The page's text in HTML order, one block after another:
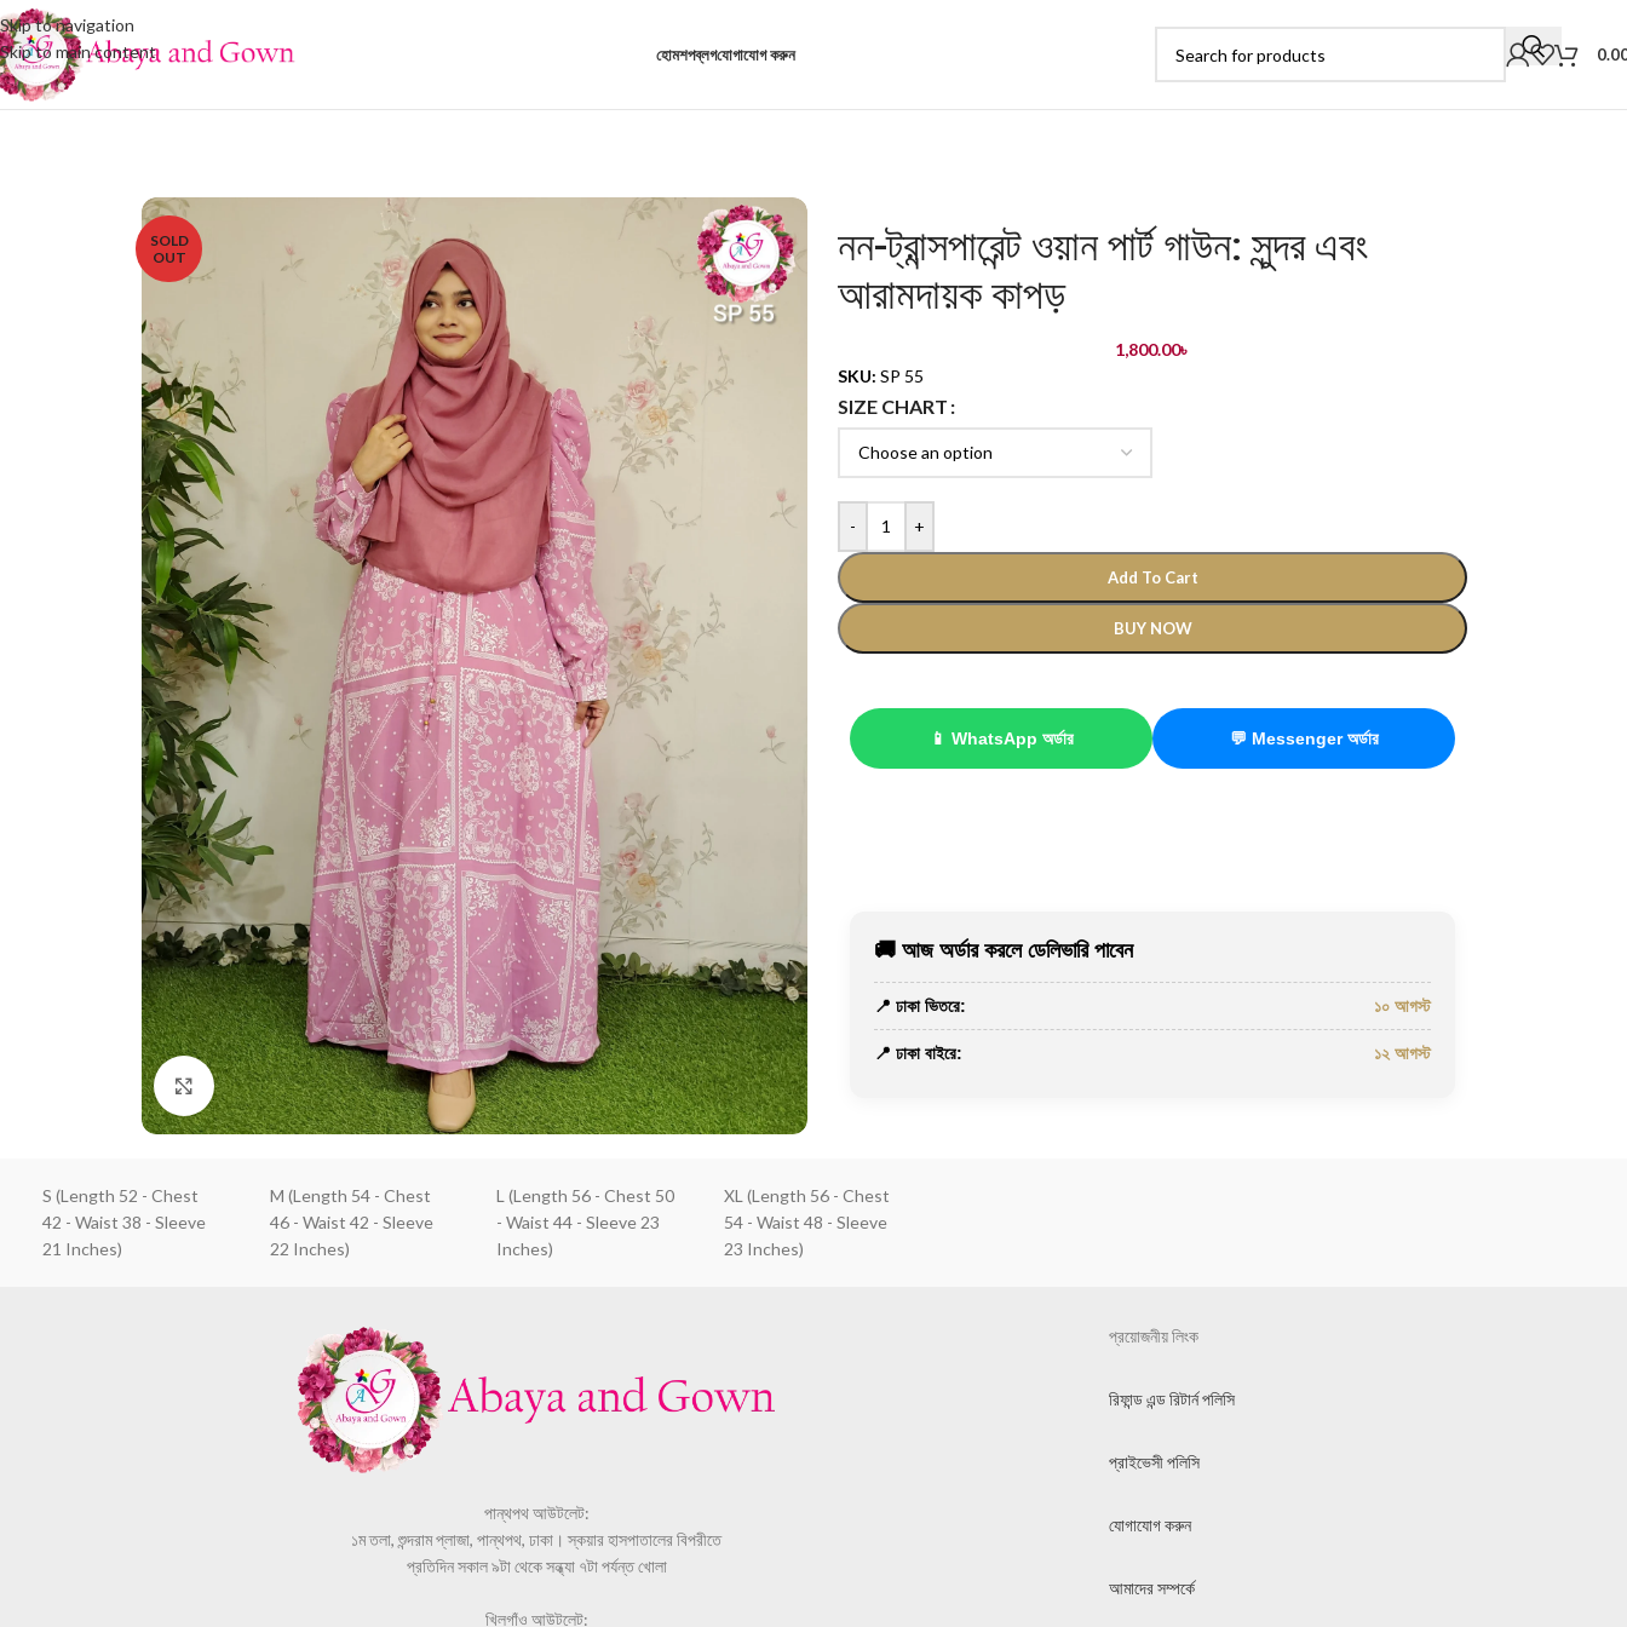
Skip to navigation
Skip to main content
হোমশপব্লগযোগাযোগ করুন
SOLD
OUT
Click to enlarge
নন-ট্রান্সপারেন্ট ওয়ান পার্ট গাউন: সুন্দর এবং
আরামদায়ক কাপড়
1,800.00৳
SKU: SP 55
SIZE CHART
- +
Add To Cart
BUY NOW
📱 WhatsApp অর্ডার 💬 Messenger অর্ডার
🚚 আজ অর্ডার করলে ডেলিভারি পাবেন
📍 ঢাকা ভিতরে: ১০ আগস্ট
📍 ঢাকা বাইরে: ১২ আগস্ট
S (Length 52 - Chest
42 - Waist 38 - Sleeve
21 Inches)
M (Length 54 - Chest
46 - Waist 42 - Sleeve
22 Inches)
L (Length 56 - Chest 50
- Waist 44 - Sleeve 23
Inches)
XL (Length 56 - Chest
54 - Waist 48 - Sleeve
23 Inches)
পান্থপথ আউটলেট:
১ম তলা, শুন্দরাম প্লাজা, পান্থপথ, ঢাকা। স্কয়ার হাসপাতালের বিপরীতে
প্রতিদিন সকাল ৯টা থেকে সন্ধ্যা ৭টা পর্যন্ত খোলা
খিলগাঁও আউটলেট:
প্রয়োজনীয় লিংক
রিফান্ড এন্ড রিটার্ন পলিসি
প্রাইভেসী পলিসি
যোগাযোগ করুন
আমাদের সম্পর্কে